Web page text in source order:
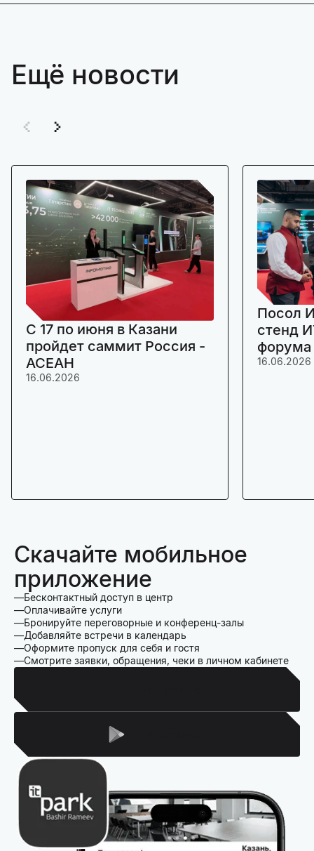
Ещё новости
C 17 по июня в Казани
пройдет саммит Россия -
АСЕАН
16.06.2026
Посол
стенд
16.06.2026
Скачайте мобильное
приложение
Бесконтактный доступ в центр
Оплачивайте услуги
Бронируйте переговорные и конференц-залы
Добавляйте встречи в календарь
Оформите пропуск для себя и гостя
Смотрите заявки, обращения, чеки в личном кабинете